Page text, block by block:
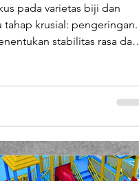
Booth Fiberglass
pada varietas biji dan
krusial: pengeringan.
stabilitas rasa dan
biji kopi berperan
sering luput
biji kopi fiberglass.
Pengeringan Kopi P